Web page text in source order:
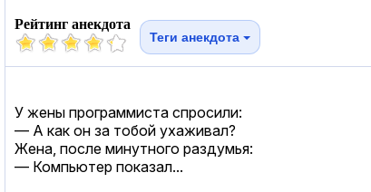
Рейтинг анекдота
Теги анекдота
У жены программиста спросили:
— А как он за тобой ухаживал?
Жена, после минутного раздумья:
— Компьютер показал...